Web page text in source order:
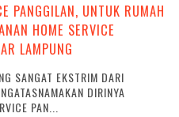
PANGGILAN, UNTUK RUMAH
HOME SERVICE
LAMPUNG
SANGAT EKSTRIM DARI
DIRINYA
PAN...